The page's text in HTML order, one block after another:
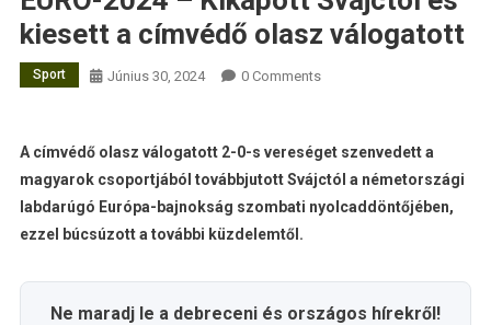
kiesett a címvédő olasz válogatott
Sport Június 30, 2024 0 Comments
A címvédő olasz válogatott 2-0-s vereséget szenvedett a
magyarok csoportjából továbbjutott Svájctól a németországi
labdarúgó Európa-bajnokság szombati nyolcaddöntőjében,
ezzel búcsúzott a további küzdelemtől.
Ne maradj le a debreceni és országos hírekről!